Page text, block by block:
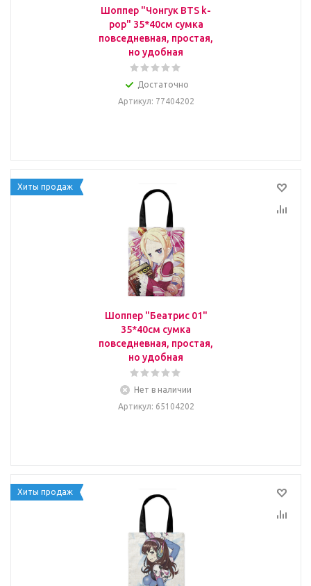
Шоппер "Чонгук BTS k-
pop" 35*40см сумка
повседневная, простая,
но удобная
Достаточно
Артикул: 77404202
Хиты продаж
Шоппер "Беатрис 01"
35*40см сумка
повседневная, простая,
но удобная
Нет в наличии
Артикул: 65104202
Хиты продаж